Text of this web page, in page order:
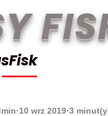
10 wrz 2019 3